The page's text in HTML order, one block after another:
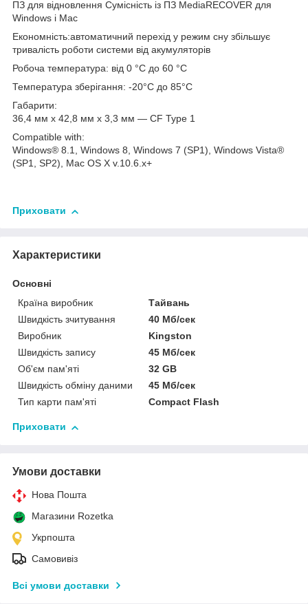
ПЗ для відновлення Сумісність із ПЗ MediaRECOVER для
Windows і Mac
Економність:автоматичний перехід у режим сну збільшує
тривалість роботи системи від акумуляторів
Робоча температура: від 0 °C до 60 °C
Температура зберігання: -20°C до 85°C
Габарити:
36,4 мм x 42,8 мм x 3,3 мм — CF Type 1
Compatible with:
Windows® 8.1, Windows 8, Windows 7 (SP1), Windows Vista®
(SP1, SP2), Mac OS X v.10.6.x+
Приховати
Характеристики
Основні
Країна виробник
Тайвань
Швидкість зчитування
40 Мб/сек
Виробник
Kingston
Швидкість запису
45 Мб/сек
Об'єм пам'яті
32 GB
Швидкість обміну даними
45 Мб/сек
Тип карти пам'яті
Compact Flash
Приховати
Умови доставки
Нова Пошта
Магазини Rozetka
Укрпошта
Самовивіз
Всі умови доставки